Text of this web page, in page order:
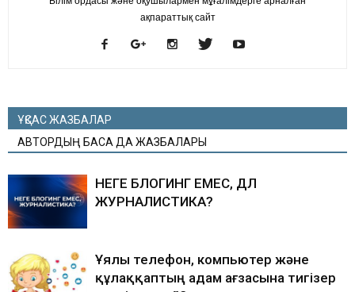
ақпараттық сайт
ҰҚСАС ЖАЗБАЛАР
АВТОРДЫҢ БАСҚА ДА ЖАЗБАЛАРЫ
НЕГЕ БЛОГИНГ ЕМЕС, ДӘЛ
ЖУРНАЛИСТИКА?
Ұялы телефон, компьютер және
құлаққаптың адам ағзасына тигізер